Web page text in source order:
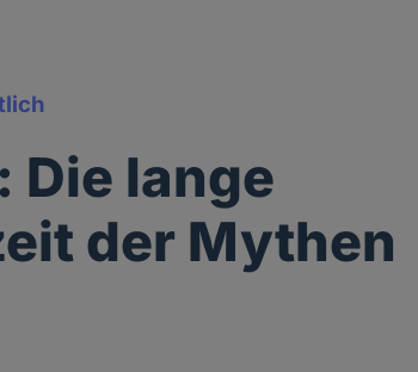
Die lange
der Mythen